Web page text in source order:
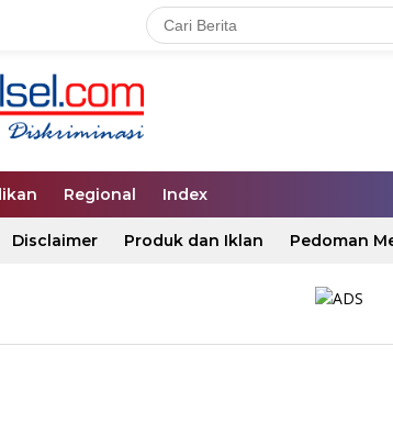
Regional Index
Disclaimer Produk dan Iklan Pedoman